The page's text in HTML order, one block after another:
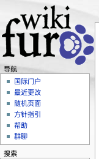
导航
国际门户
最近更改
随机页面
方针指引
帮助
群聊
搜索